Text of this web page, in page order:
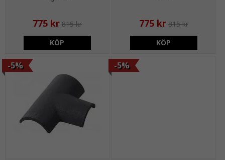
775 kr 815 kr
KÖP
775 kr 815 kr
KÖP
-5% -5%